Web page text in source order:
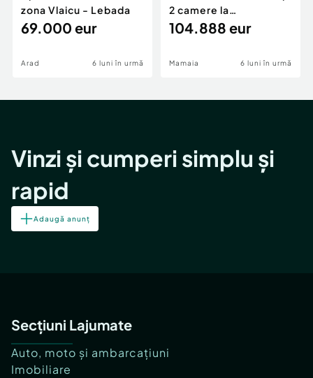
zona Vlaicu - Lebada
69.000 eur
Arad 6 luni în urmă
2 camere la
cheie,langa Mega
104.888 eur
Mamaia 6 luni în urmă
Vinzi și cumperi simplu și
rapid
Adaugă anunț
Secțiuni Lajumate
Auto, moto și ambarcațiuni
Imobiliare